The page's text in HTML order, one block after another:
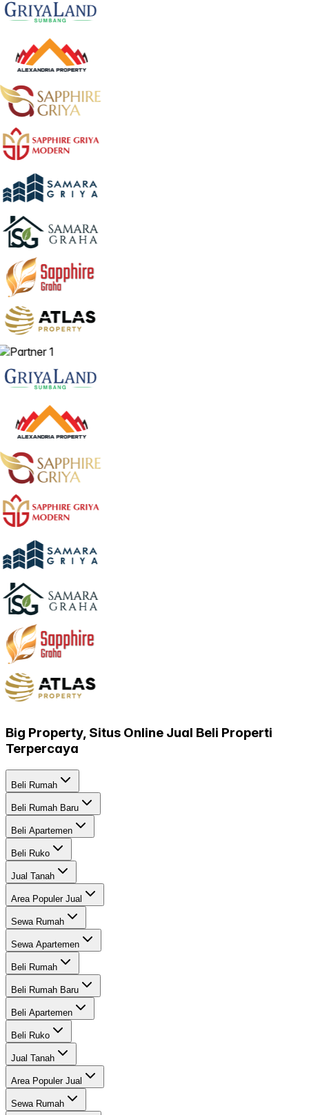
Big Property, Situs Online Jual Beli Properti
Terpercaya
Beli Rumah
Beli Rumah Baru
Beli Apartemen
Beli Ruko
Jual Tanah
Area Populer Jual
Sewa Rumah
Sewa Apartemen
Beli Rumah
Beli Rumah Baru
Beli Apartemen
Beli Ruko
Jual Tanah
Area Populer Jual
Sewa Rumah